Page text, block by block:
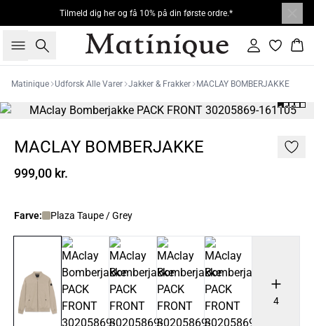
Tilmeld dig her og få 10% på din første ordre.*
Søg Log ind
Matinique Udforsk Alle Varer Jakker & Frakker MACLAY BOMBERJAKKE
MACLAY BOMBERJAKKE
999,00 kr.
Farve: Plaza Taupe / Grey
4